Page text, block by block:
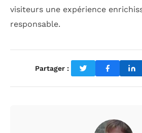
visiteurs une expérience
responsable.
Partager :